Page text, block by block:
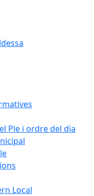
Ple i ordre del dia
Local